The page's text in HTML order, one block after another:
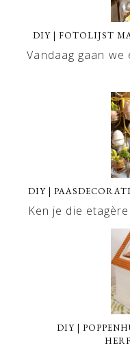
DIY | FOTOLIJST
Vandaag gaan
DIY |
Ken je die
DIY |